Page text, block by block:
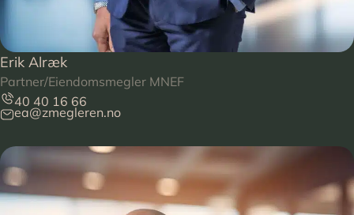
Erik Alræk
Partner/Eiendomsmegler MNEF
40 40 16 66
ea@zmegleren.no